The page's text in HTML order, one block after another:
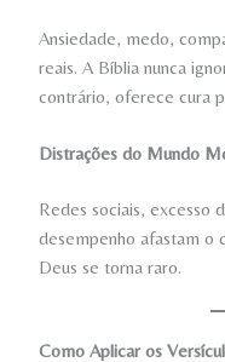
Ansiedade, medo,
reais. A Bíblia nunca
contrário, oferece cura
Distrações do Mundo
Redes sociais, excesso
desempenho afastam o
Deus se torna raro.
Como Aplicar os